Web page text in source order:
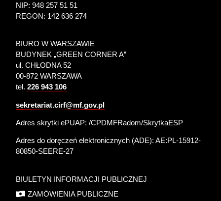
NIP: 948 257 51 51
REGON: 142 636 274
BIURO W WARSZAWIE
BUDYNEK „GREEN CORNER A”
ul. CHŁODNA 52
00-872 WARSZAWA
tel.226 943 106
sekretariat.cirf@mf.gov.pl
Adres skrytki ePUAP: /CPDMFRadom/SkrytkaESP
Adres do doręczeń elektronicznych (ADE):AE:PL-15912-
80850-SEERE-27
BIULETYN INFORMACJI PUBLICZNEJ
ZAMÓWIENIA PUBLICZNE